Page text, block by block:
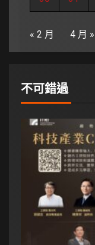
« 2 月 4 月 »
不可錯過